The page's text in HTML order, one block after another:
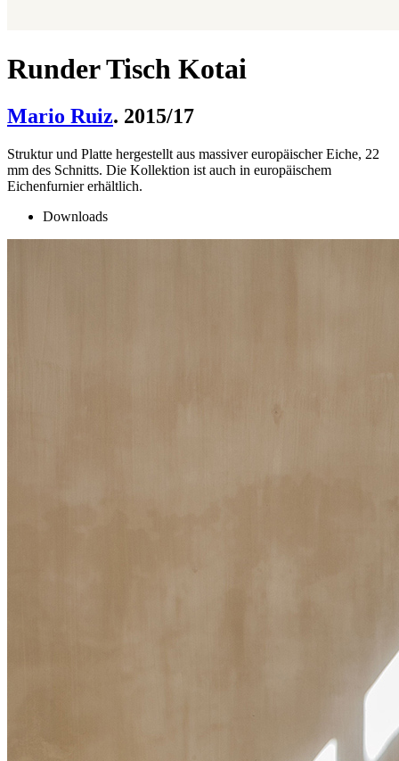
Runder Tisch Kotai
Mario Ruiz. 2015/17
Struktur und Platte hergestellt aus massiver europäischer Eiche, 22
mm des Schnitts. Die Kollektion ist auch in europäischem
Eichenfurnier erhältlich.
Downloads